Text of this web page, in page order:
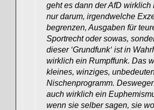
geht es dann der AfD wirklich
nur darum, irgendwelche
begrenzen, Ausgaben für
Sportrecht oder sowas,
dieser ‘Grundfunk‘ ist in
wirklich ein Rumpffunk. Das
kleines, winziges,
Nischenprogramm.
auch wirklich ein
wenn sie selber sagen, sie